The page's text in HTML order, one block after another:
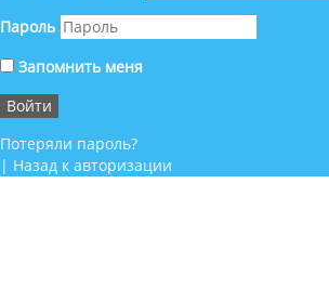
Пароль
Запомнить меня
Потеряли пароль?
| Назад к авторизации